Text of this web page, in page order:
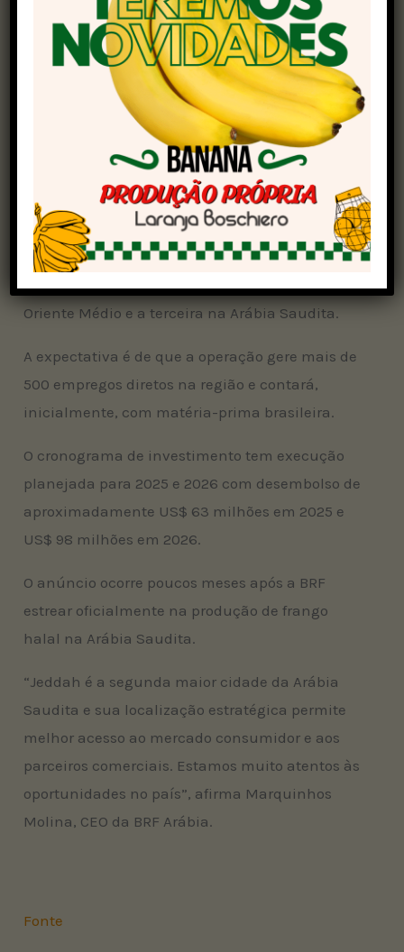
será dedicada a alimentos processados.
Inicialmente, a produção será destinada
principalmente ao mercado saudita, com
possibilidade de exportação para outros países
Programada para entrar em operação em
meados de 2026, a planta foi concebida para
possibilitar uma ampliação futura, permitindo
dobrar a capacidade inicial. A nova operação
será a sétima unidade de produção da BRF no
Oriente Médio e a terceira na Arábia Saudita.
A expectativa é de que a operação gere mais de
500 empregos diretos na região e contará,
inicialmente, com matéria-prima brasileira.
O cronograma de investimento tem execução
planejada para 2025 e 2026 com desembolso de
aproximadamente US$ 63 milhões em 2025 e
US$ 98 milhões em 2026.
O anúncio ocorre poucos meses após a BRF
estrear oficialmente na produção de frango
halal na Arábia Saudita.
“Jeddah é a segunda maior cidade da Arábia
Saudita e sua localização estratégica permite
melhor acesso ao mercado consumidor e aos
parceiros comerciais. Estamos muito atentos às
oportunidades no país”, afirma Marquinhos
Molina, CEO da BRF Arábia.
Fonte